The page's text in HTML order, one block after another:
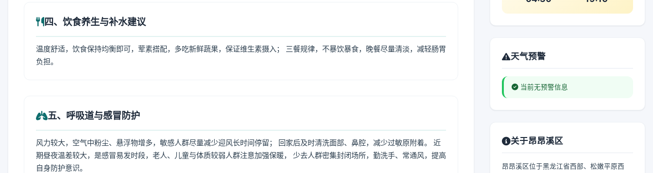
四、饮食养生与补水建议
温度舒适，饮食保持均衡即可，荤素搭配，多吃新鲜蔬果，保证维生素摄入； 三餐规律，不暴饮暴食，晚餐尽量清淡，减轻肠胃
负担。
五、呼吸道与感冒防护
风力较大，空气中粉尘、悬浮物增多，敏感人群尽量减少迎风长时间停留； 回家后及时清洗面部、鼻腔，减少过敏原附着。 近
期昼夜温差较大，是感冒易发时段，老人、儿童与体质较弱人群注意加强保暖， 少去人群密集封闭场所，勤洗手、常通风，提高
自身防护意识。
天气预警
当前无预警信息
关于昂昂溪区
昂昂溪区位于黑龙江省西部、松嫩平原西